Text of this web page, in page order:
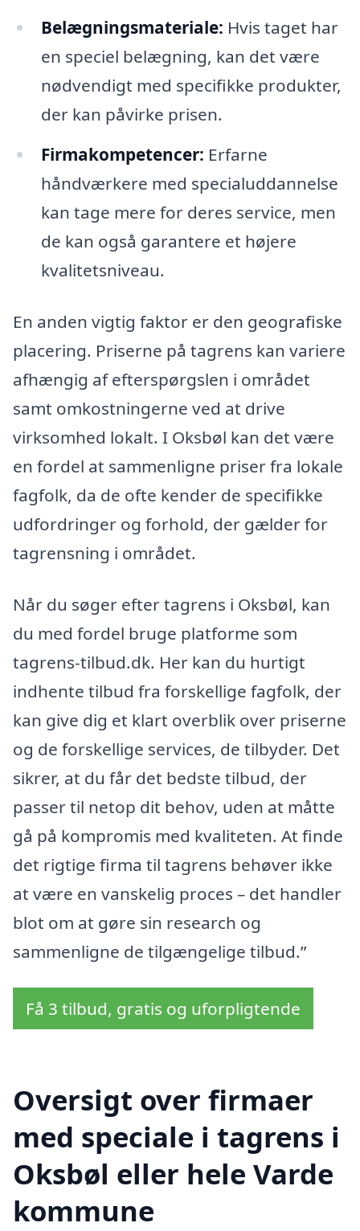
Belægningsmateriale: Hvis taget har
en speciel belægning, kan det være
nødvendigt med specifikke produkter,
der kan påvirke prisen.
Firmakompetencer: Erfarne
håndværkere med specialuddannelse
kan tage mere for deres service, men
de kan også garantere et højere
kvalitetsniveau.
En anden vigtig faktor er den geografiske
placering. Priserne på tagrens kan variere
afhængig af efterspørgslen i området
samt omkostningerne ved at drive
virksomhed lokalt. I Oksbøl kan det være
en fordel at sammenligne priser fra lokale
fagfolk, da de ofte kender de specifikke
udfordringer og forhold, der gælder for
tagrensning i området.
Når du søger efter tagrens i Oksbøl, kan
du med fordel bruge platforme som
tagrens-tilbud.dk. Her kan du hurtigt
indhente tilbud fra forskellige fagfolk, der
kan give dig et klart overblik over priserne
og de forskellige services, de tilbyder. Det
sikrer, at du får det bedste tilbud, der
passer til netop dit behov, uden at måtte
gå på kompromis med kvaliteten. At finde
det rigtige firma til tagrens behøver ikke
at være en vanskelig proces – det handler
blot om at gøre sin research og
sammenligne de tilgængelige tilbud.”
Få 3 tilbud, gratis og uforpligtende
Oversigt over firmaer
med speciale i tagrens i
Oksbøl eller hele Varde
kommune